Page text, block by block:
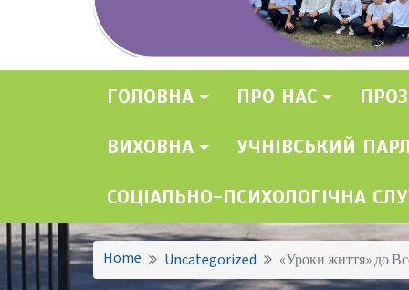
ГОЛОВНА ПРО НАС
ВИХОВНА УЧНІВСЬКИЙ
СОЦІАЛЬНО-ПСИХОЛОГІЧНА
Home Uncategorized «Уроки життя» до